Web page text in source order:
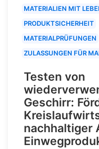
MATERIALIEN MIT
PRODUKTSICHERHEIT
MATERIALPRÜFUNGEN
ZULASSUNGEN FÜR
Testen von
Geschirr:
nachhaltiger